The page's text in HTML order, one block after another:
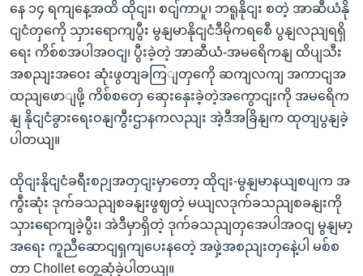
နေ ၁၄ ရကျနေ့အထိ ထိုငျး၊ စငျ်ကာပူ၊ ဘရူနိုငျး စတဲ့ အာဆီယံနို
ငျငံတှကေို သှားရောကျပွီး မွနျမာနိုငျငံဒီမိုကရစေီ ပွနျလညျရရှိ
ရေး ကိစ်စအပါအဝငျ၊ ပွီးခဲ့တဲ့ အာဆီယံ-အမရေိကနျ ထိပျသီး
အစညျးအဝေး ဆုံးဖွတျခကြျတှကေို ဆကျလကျ အကာငျအ
ထညျဖောျဖို့ ကိစ်စတှေ ဆှေးနှေးခဲ့တဲ့အကွောငျးကို အမရေိက
နျ နိုငျငံခွားရေးဝနျကွီးဌာနကလညျး အဲ့ဒီအခြိနျက ထုတျပွနျခဲ့
ပါတယျ။
ထိုငျးနိုငျငံခရီးစဉျအတှငျးမှာတော့ ထိုငျး-မွနျမာနယျစပျက အ
ကွီးဆုံး ဒုက်ခသညျစခနျးဖွဈတဲ့ မယျလဒုက်ခသညျစခနျးကို
သှားရောကျခဲ့ပွီး၊ အဲဒီမှာရှိတဲ့ ဒုက်ခသညျတှအေပါအဝငျ မွနျမာ့
အရေး ကူညီဆောငျရှကျပေးနတေဲ့ အဖှဲ့အစညျးတှနေဲ့ပါ မစ်စ
တာ Chollet တွေ့ဆုံခဲ့ပါတယျ။